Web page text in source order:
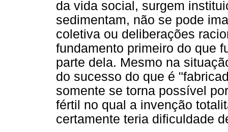
da vida social, surgem
sedimentam, não se pode
coletiva ou deliberações
fundamento primeiro do que
parte dela. Mesmo na
do sucesso do que é
somente se torna possível
fértil no qual a invenção
certamente teria dificuldade